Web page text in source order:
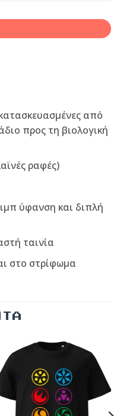
από
προς τη βιολογική
ραφές)
ύφανση και διπλή
ταινία
στο στρίφωμα